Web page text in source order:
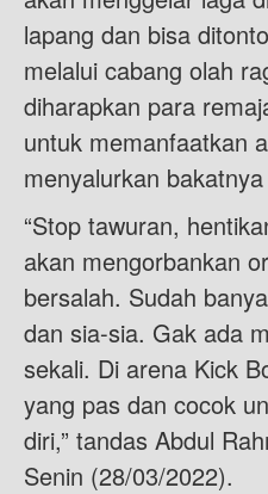
lapang dan bisa
melalui cabang olah
diharapkan para
untuk memanfaatkan
menyalurkan
“Stop tawuran,
akan mengorbankan
bersalah. Sudah
dan sia-sia. Gak ada
sekali. Di arena Kick
yang pas dan cocok
diri,” tandas Abdul
Senin (28/03/2022).